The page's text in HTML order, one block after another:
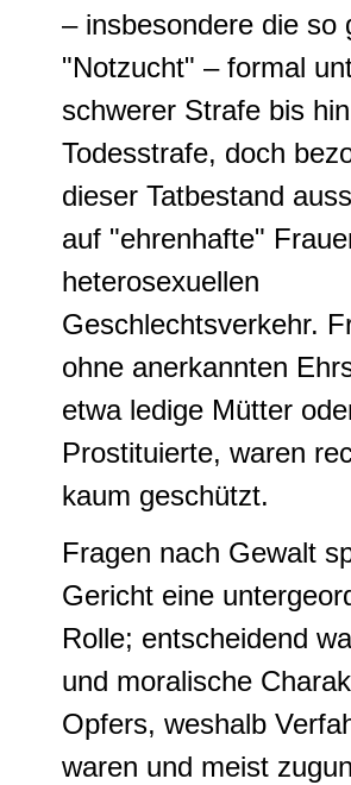
– insbesondere die so
"Notzucht" – formal
schwerer Strafe bis
Todesstrafe, doch
dieser Tatbestand
auf "ehrenhafte"
heterosexuellen
Geschlechtsverkehr.
ohne anerkannten
etwa ledige Mütter
Prostituierte, waren
kaum geschützt.
Fragen nach Gewalt
Gericht eine
Rolle; entscheidend
und moralische
Opfers, weshalb
waren und meist